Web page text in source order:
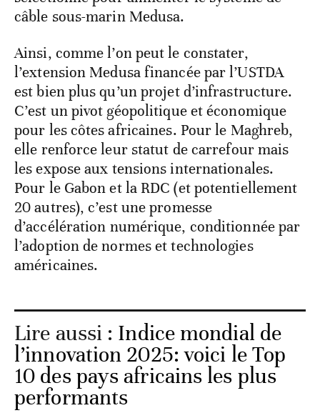
câble sous-marin Medusa.
Ainsi, comme l’on peut le constater,
l’extension Medusa financée par l’USTDA
est bien plus qu’un projet d’infrastructure.
C’est un pivot géopolitique et économique
pour les côtes africaines. Pour le Maghreb,
elle renforce leur statut de carrefour mais
les expose aux tensions internationales.
Pour le Gabon et la RDC (et potentiellement
20 autres), c’est une promesse
d’accélération numérique, conditionnée par
l’adoption de normes et technologies
américaines.
Lire aussi : Indice mondial de
l’innovation 2025: voici le Top
10 des pays africains les plus
performants